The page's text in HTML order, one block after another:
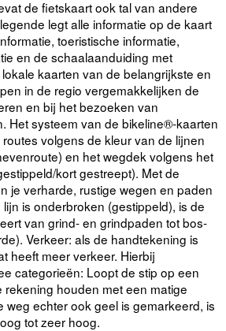
de fietskaart ook tal van andere
legt alle informatie op de kaart
toeristische informatie,
en de schaalaanduiding met
kaarten van de belangrijkste en
in de regio vergemakkelijken de
en bij het bezoeken van
Het systeem van de bikeline®-kaarten
volgens de kleur van de lijnen
en het wegdek volgens het
kort gestreept). Met de
je verharde, rustige wegen en paden
is onderbroken (gestippeld), is de
van grind- en grindpaden tot bos-
Verkeer: als de handtekening is
heeft meer verkeer. Hierbij
categorieën: Loopt de stip op een
rekening houden met een matige
weg echter ook geel is gemarkeerd, is
tot zeer hoog.